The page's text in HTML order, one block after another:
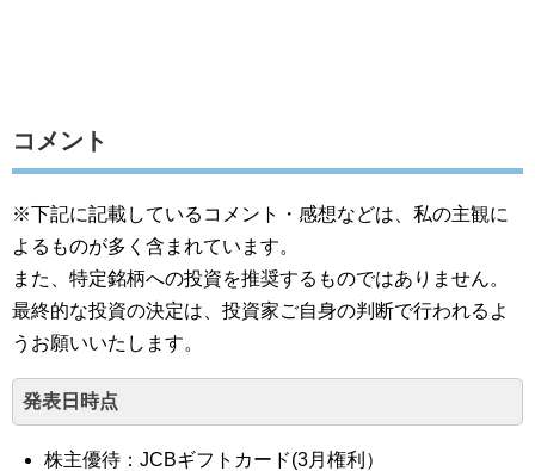
コメント
※下記に記載しているコメント・感想などは、私の主観に
よるものが多く含まれています。
また、特定銘柄への投資を推奨するものではありません。
最終的な投資の決定は、投資家ご自身の判断で行われるよ
うお願いいたします。
発表日時点
株主優待：JCBギフトカード(3月権利）